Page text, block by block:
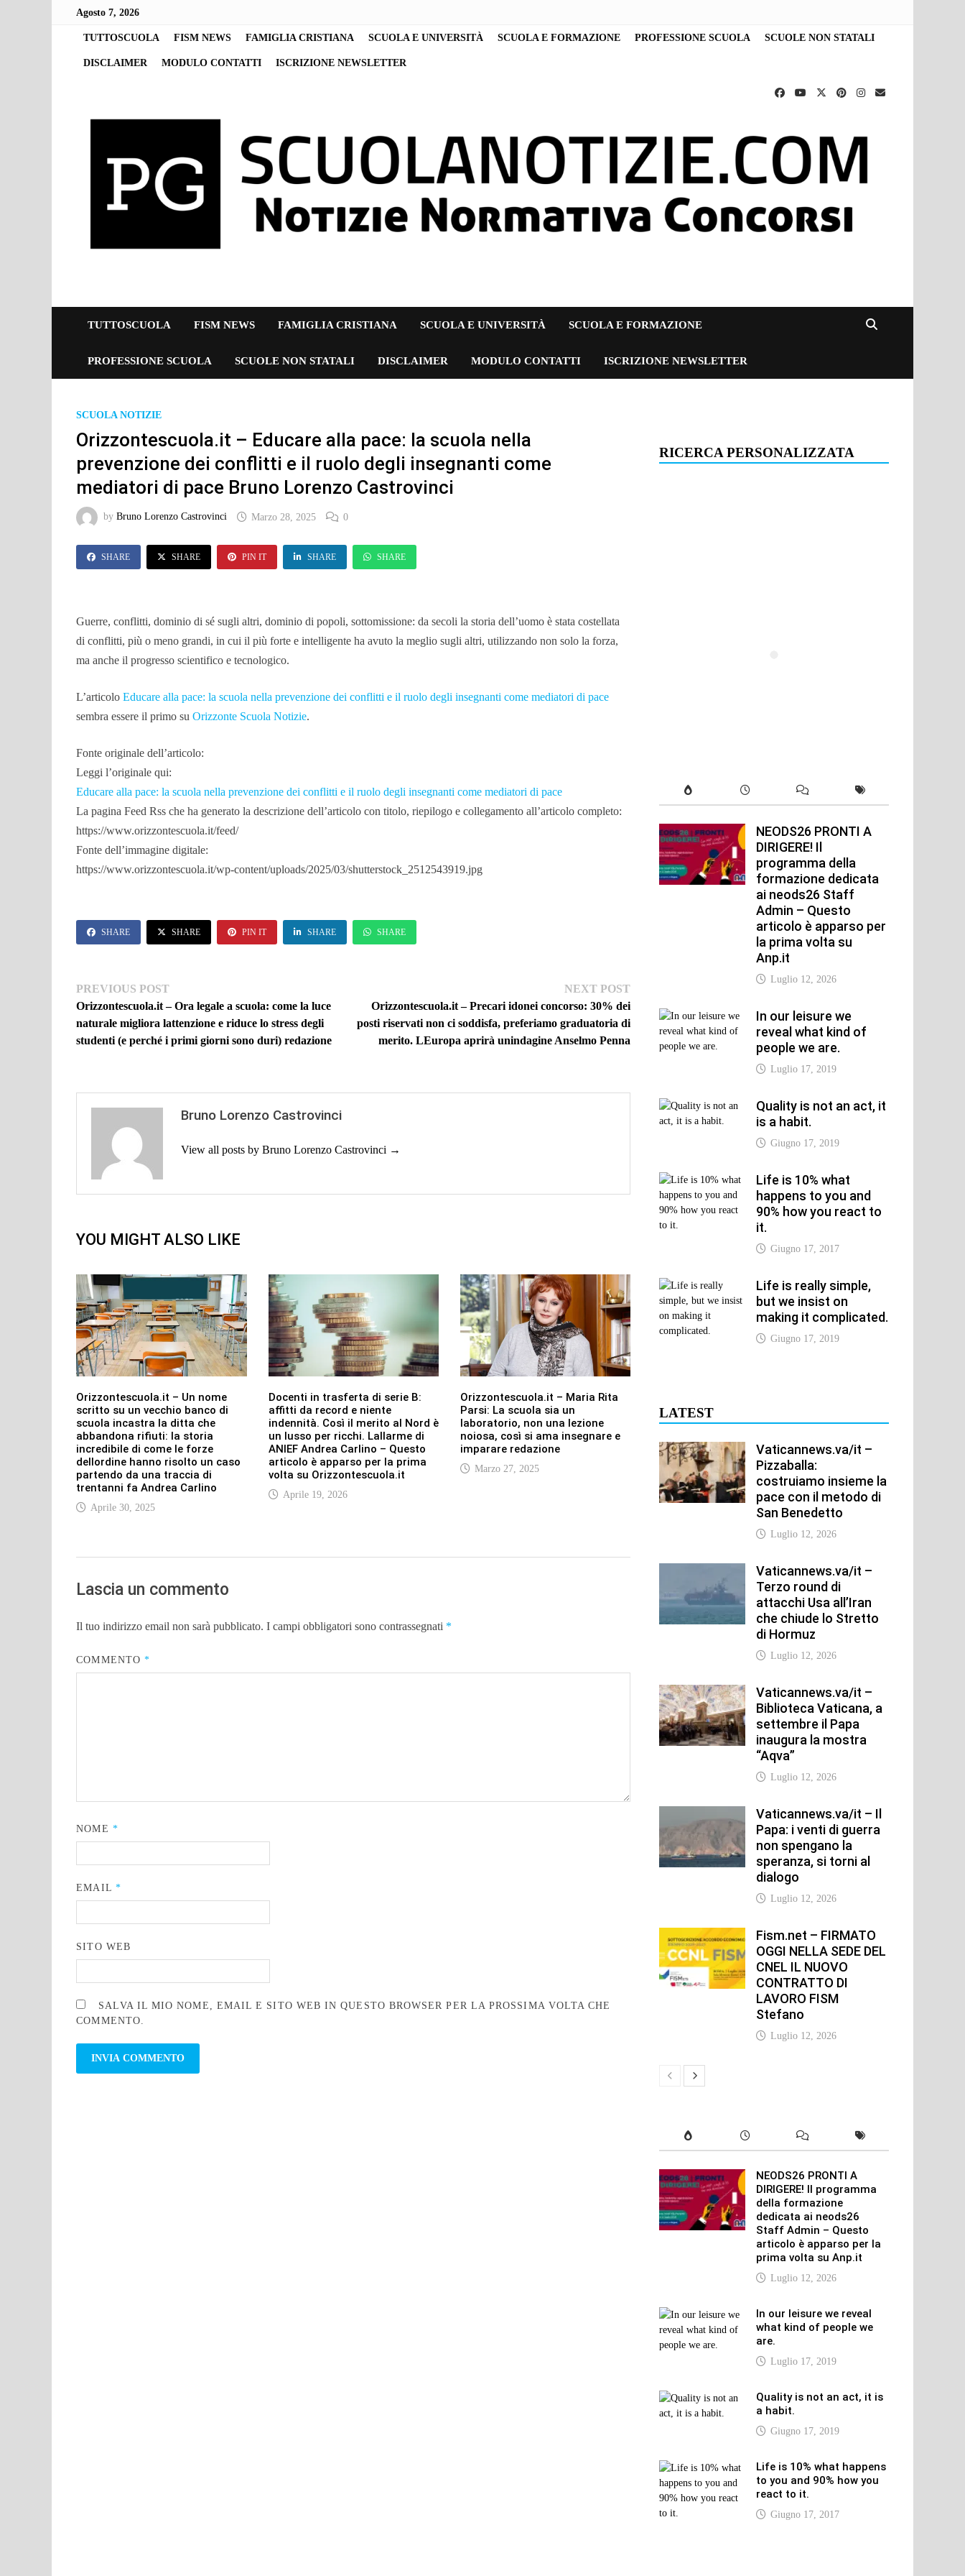
Agosto 7, 2026
TUTTOSCUOLA FISM NEWS FAMIGLIA CRISTIANA SCUOLA E UNIVERSITÀ SCUOLA E FORMAZIONE PROFESSIONE SCUOLA SCUOLE NON STATALI
DISCLAIMER MODULO CONTATTI ISCRIZIONE NEWSLETTER
TUTTOSCUOLA FISM NEWS FAMIGLIA CRISTIANA SCUOLA E UNIVERSITÀ SCUOLA E FORMAZIONE
PROFESSIONE SCUOLA SCUOLE NON STATALI DISCLAIMER MODULO CONTATTI ISCRIZIONE NEWSLETTER
SCUOLA NOTIZIE
Orizzontescuola.it – Educare alla pace: la scuola nella
prevenzione dei conflitti e il ruolo degli insegnanti come
mediatori di pace Bruno Lorenzo Castrovinci
byBruno Lorenzo Castrovinci Marzo 28, 2025 0
SHARE SHARE PIN IT SHARE SHARE
Guerre, conflitti, dominio di sé sugli altri, dominio di popoli, sottomissione: da secoli la storia dell’uomo è stata costellata
di conflitti, più o meno grandi, in cui il più forte e intelligente ha avuto la meglio sugli altri, utilizzando non solo la forza,
ma anche il progresso scientifico e tecnologico.
L’articoloEducare alla pace: la scuola nella prevenzione dei conflitti e il ruolo degli insegnanti come mediatori di pace
sembra essere il primo suOrizzonte Scuola Notizie.
Fonte originale dell’articolo:
Leggi l’originale qui:
Educare alla pace: la scuola nella prevenzione dei conflitti e il ruolo degli insegnanti come mediatori di pace
La pagina Feed Rss che ha generato la descrizione dell’articolo con titolo, riepilogo e collegamento all’articolo completo:
https://www.orizzontescuola.it/feed/
Fonte dell’immagine digitale:
https://www.orizzontescuola.it/wp-content/uploads/2025/03/shutterstock_2512543919.jpg
SHARE SHARE PIN IT SHARE SHARE
Navigazione
articoli
PREVIOUS POSTPrevious
post:
Orizzontescuola.it – Ora legale a scuola: come la luce
naturale migliora lattenzione e riduce lo stress degli
studenti (e perché i primi giorni sono duri) redazione
NEXT POSTNext
post:
Orizzontescuola.it – Precari idonei concorso: 30% dei
posti riservati non ci soddisfa, preferiamo graduatoria di
merito. LEuropa aprirà unindagine Anselmo Penna
Bruno Lorenzo Castrovinci
View all posts by Bruno Lorenzo Castrovinci →
YOU MIGHT ALSO LIKE
Orizzontescuola.it – Un nome
scritto su un vecchio banco di
scuola incastra la ditta che
abbandona rifiuti: la storia
incredibile di come le forze
dellordine hanno risolto un caso
partendo da una traccia di
trentanni fa Andrea Carlino
Aprile 30, 2025
Docenti in trasferta di serie B:
affitti da record e niente
indennità. Così il merito al Nord è
un lusso per ricchi. Lallarme di
ANIEF Andrea Carlino – Questo
articolo è apparso per la prima
volta su Orizzontescuola.it
Aprile 19, 2026
Orizzontescuola.it – Maria Rita
Parsi: La scuola sia un
laboratorio, non una lezione
noiosa, così si ama insegnare e
imparare redazione
Marzo 27, 2025
Lascia un commento
Il tuo indirizzo email non sarà pubblicato. I campi obbligatori sono contrassegnati *
COMMENTO *
NOME *
EMAIL *
SITO WEB
SALVA IL MIO NOME, EMAIL E SITO WEB IN QUESTO BROWSER PER LA PROSSIMA VOLTA CHE
COMMENTO.
RICERCA PERSONALIZZATA
NEODS26 PRONTI A
DIRIGERE! Il
programma della
formazione dedicata
ai neods26 Staff
Admin – Questo
articolo è apparso per
la prima volta su
Anp.it
Luglio 12, 2026
In our leisure we
reveal what kind of
people we are.
Luglio 17, 2019
Quality is not an act, it
is a habit.
Giugno 17, 2019
Life is 10% what
happens to you and
90% how you react to
it.
Giugno 17, 2017
Life is really simple,
but we insist on
making it complicated.
Giugno 17, 2019
LATEST
Vaticannews.va/it –
Pizzaballa:
costruiamo insieme la
pace con il metodo di
San Benedetto
Luglio 12, 2026
Vaticannews.va/it –
Terzo round di
attacchi Usa all’Iran
che chiude lo Stretto
di Hormuz
Luglio 12, 2026
Vaticannews.va/it –
Biblioteca Vaticana, a
settembre il Papa
inaugura la mostra
“Aqva”
Luglio 12, 2026
Vaticannews.va/it – Il
Papa: i venti di guerra
non spengano la
speranza, si torni al
dialogo
Luglio 12, 2026
Fism.net – FIRMATO
OGGI NELLA SEDE DEL
CNEL IL NUOVO
CONTRATTO DI
LAVORO FISM
Stefano
Luglio 12, 2026
NEODS26 PRONTI A
DIRIGERE! Il programma
della formazione
dedicata ai neods26
Staff Admin – Questo
articolo è apparso per la
prima volta su Anp.it
Luglio 12, 2026
In our leisure we reveal
what kind of people we
are.
Luglio 17, 2019
Quality is not an act, it is
a habit.
Giugno 17, 2019
Life is 10% what happens
to you and 90% how you
react to it.
Giugno 17, 2017